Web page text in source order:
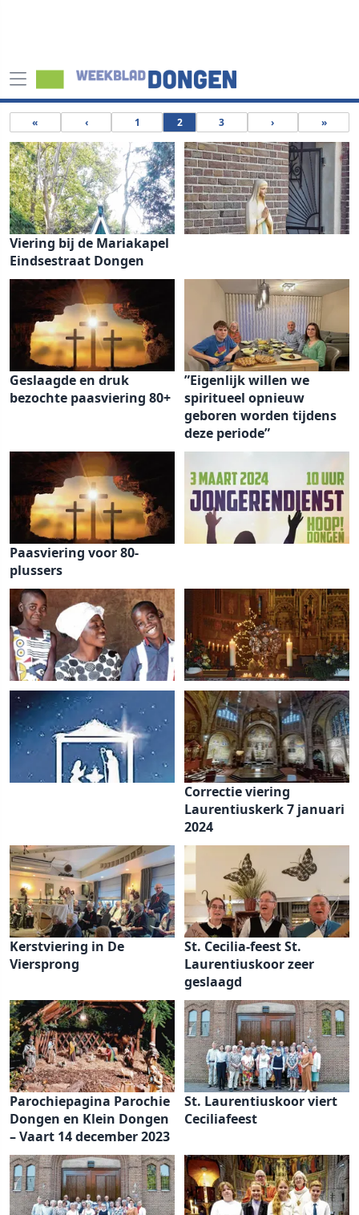
« ‹ 1 2 3 › »
Viering bij de Mariakapel
Eindsestraat Dongen
Geslaagde en druk
bezochte paasviering 80+
”Eigenlijk willen we
spiritueel opnieuw
geboren worden tijdens
deze periode”
Paasviering voor 80-
plussers
Correctie viering
Laurentiuskerk 7 januari
2024
Kerstviering in De
Viersprong
St. Cecilia-feest St.
Laurentiuskoor zeer
geslaagd
Parochiepagina Parochie
Dongen en Klein Dongen
– Vaart 14 december 2023
St. Laurentiuskoor viert
Ceciliafeest